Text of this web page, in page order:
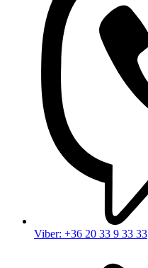
Viber: +36 20 33 9 33 33